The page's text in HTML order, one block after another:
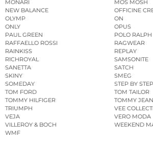
MONARI
MOS MOSH
NEW BALANCE
OFFICINE
OLYMP
ON
ONLY
OPUS
PAUL GREEN
POLO
RAFFAELLO ROSSI
RAGWEAR
RAINKISS
REPLAY
RICHROYAL
SAMSONITE
SANETTA
SATCH
SKINY
SMEG
SOMEDAY
STEP BY STEP
TOM FORD
TOM TAILOR
TOMMY HILFIGER
TOMMY
TRIUMPH
VEE
VEJA
VERO MODA
VILLEROY & BOCH
WEEKEND
WMF